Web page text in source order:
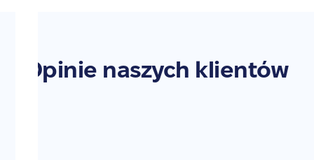
Opinie naszych klientów